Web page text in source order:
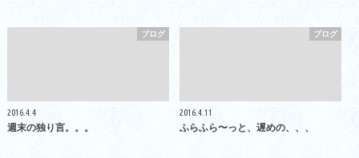
ブログ
2016.4.4
週末の独り言。。。
ブログ
2016.4.11
ふらふら〜っと、遅めの、、、